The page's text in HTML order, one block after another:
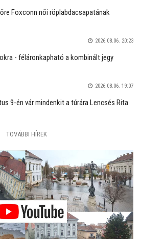
Foxconn női röplabdacsapatának
2026.08.06. 20:23
- féláronkapható a kombinált jegy
2026.08.06. 19:07
9-én vár mindenkit a túrára Lencsés Rita
TOVÁBBI HÍREK